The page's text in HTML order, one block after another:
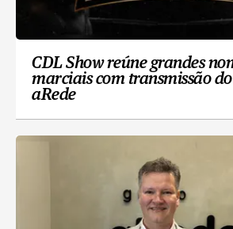
CDL Show reúne grandes
marciais com transmissão
aRede